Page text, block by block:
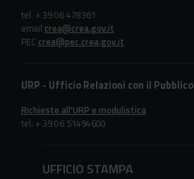
tel. + 39 06 478361
email crea@crea.gov.it
PEC crea@pec.crea.gov.it
URP - Ufficio Relazioni con il Pubblico
Richieste all'URP e modulistica
tel. + 39 06 51494600
UFFICIO STAMPA